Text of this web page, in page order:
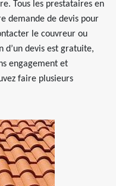
Tous les prestataires en
demande de devis pour
le couvreur ou
d’un devis est gratuite,
engagement et
faire plusieurs